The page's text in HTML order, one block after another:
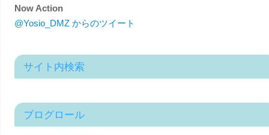
Now Action
@Yosio_DMZ からのツイート
サイト内検索
ブログロール